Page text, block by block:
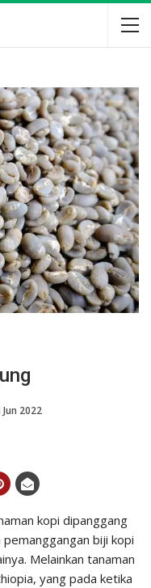
Jun 2022
kopi dipanggang
pemanggangan biji kopi
Melainkan tanaman
yang pada ketika